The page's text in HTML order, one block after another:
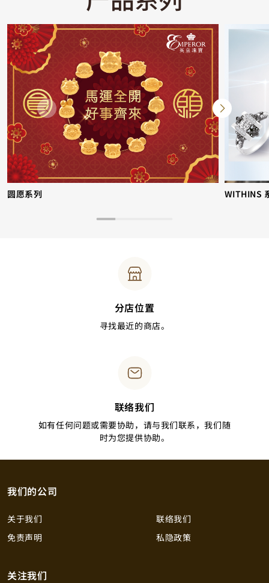
圆愿系列 WITHINS
分店位置
寻找最近的商店。
联络我们
如有任何问题或需要协助，请与我们联系，我们随
时为您提供协助。
我们的公司
关于我们
联络我们
免责声明
私隐政策
关注我们